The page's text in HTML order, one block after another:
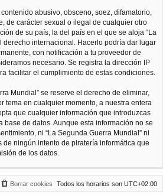
abusivo, obsceno, soez, difamatorio,
de carácter sexual o ilegal de cualquier otro
de su país, la del país en el que se aloja “La
derecho internacional. Hacerlo podría dar lugar
con notificación a tu proveedor de
necesario. Se registra la dirección IP
facilitar el cumplimiento de estas condiciones.
Mundial” se reserve el derecho de eliminar,
tema en cualquier momento, a nuestra entera
que cualquier información que introduzcas
base de datos. Aunque esta información no se
ni “La Segunda Guerra Mundial” ni
ningún intento de piratería informática que
de los datos.
Todos los horarios son UTC+02:00
Borrar cookies